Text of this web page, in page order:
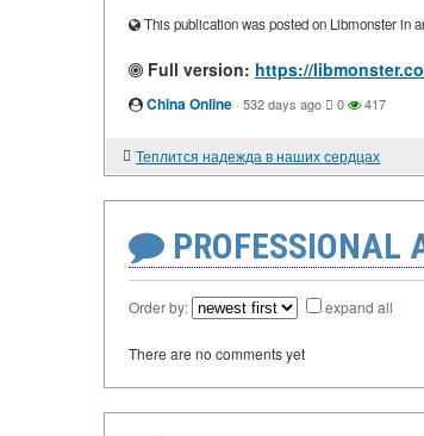
This publication was posted on Libmonster in
Full version: https://
China Online · 532 days ago 0 417
Теплится надежда в наших сердцах
PROFESSIONAL
Order by: expand all
There are no comments yet